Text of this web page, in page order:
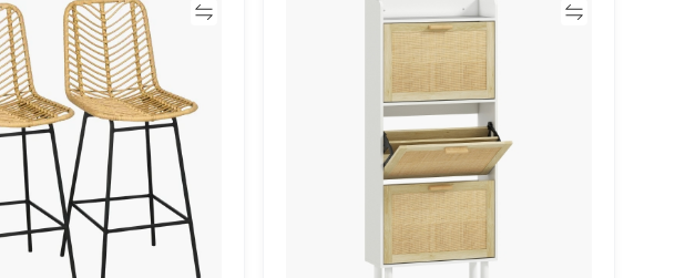
Vergleichen Vergleichen